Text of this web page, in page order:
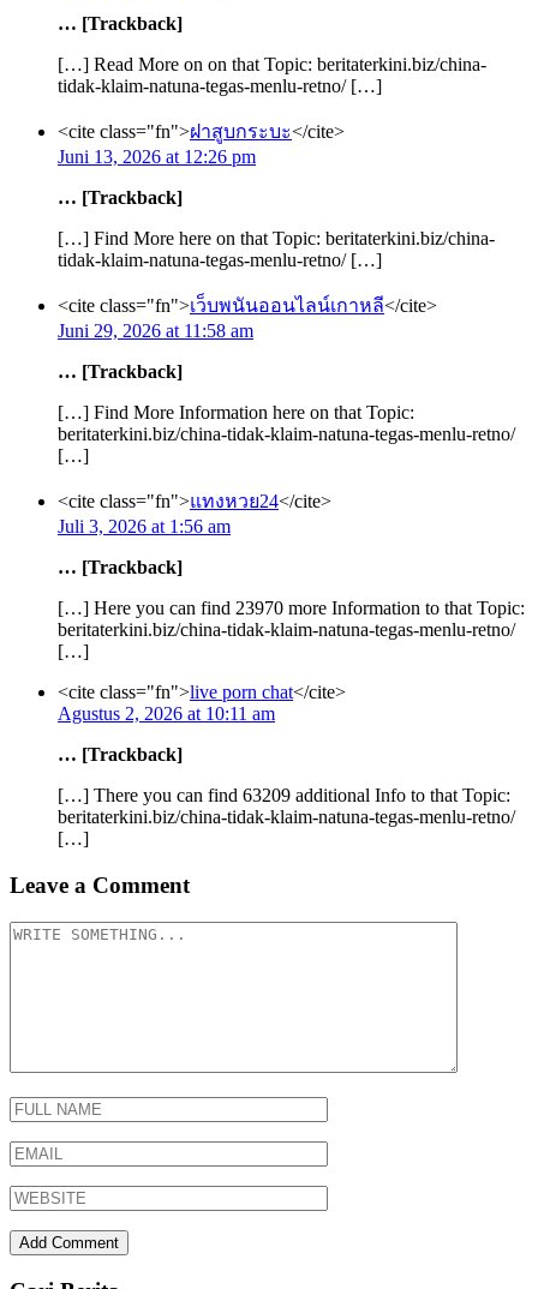
… [Trackback]
[…] Read More on on that Topic: beritaterkini.biz/china-
tidak-klaim-natuna-tegas-menlu-retno/ […]
<cite class="fn">ฝาสูบกระบะ</cite>
Juni 13, 2026 at 12:26 pm
… [Trackback]
[…] Find More here on that Topic: beritaterkini.biz/china-
tidak-klaim-natuna-tegas-menlu-retno/ […]
<cite class="fn">เว็บพนันออนไลน์เกาหลี</cite>
Juni 29, 2026 at 11:58 am
… [Trackback]
[…] Find More Information here on that Topic:
beritaterkini.biz/china-tidak-klaim-natuna-tegas-menlu-retno/
[…]
<cite class="fn">แทงหวย24</cite>
Juli 3, 2026 at 1:56 am
… [Trackback]
[…] Here you can find 23970 more Information to that Topic:
beritaterkini.biz/china-tidak-klaim-natuna-tegas-menlu-retno/
[…]
<cite class="fn">live porn chat</cite>
Agustus 2, 2026 at 10:11 am
… [Trackback]
[…] There you can find 63209 additional Info to that Topic:
beritaterkini.biz/china-tidak-klaim-natuna-tegas-menlu-retno/
[…]
Leave a Comment